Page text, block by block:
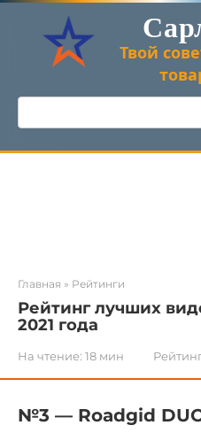
Перейти
контенту
Твой
Поиск:
Главная » Рейтинги
Рейтинг лучших
2021 года
На чтение: 18 мин
№3 — Roadgid